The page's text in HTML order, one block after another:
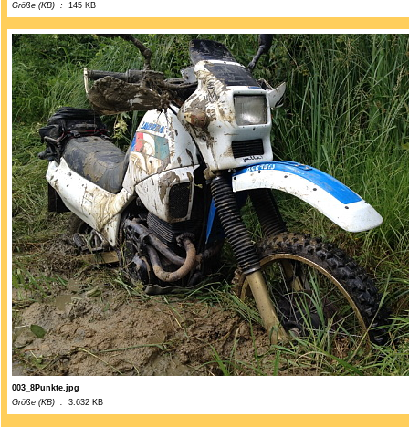
Größe (KB) : 145 KB
003_8Punkte.jpg
Größe (KB) : 3.632 KB